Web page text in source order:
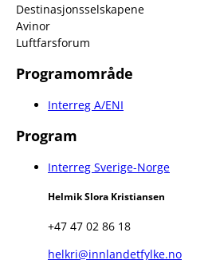
Destinasjonsselskapene
Avinor
Luftfarsforum
Programområde
Interreg A/ENI
Program
Interreg Sverige-Norge
Helmik Slora Kristiansen
+47 47 02 86 18
helkri@innlandetfylke.no